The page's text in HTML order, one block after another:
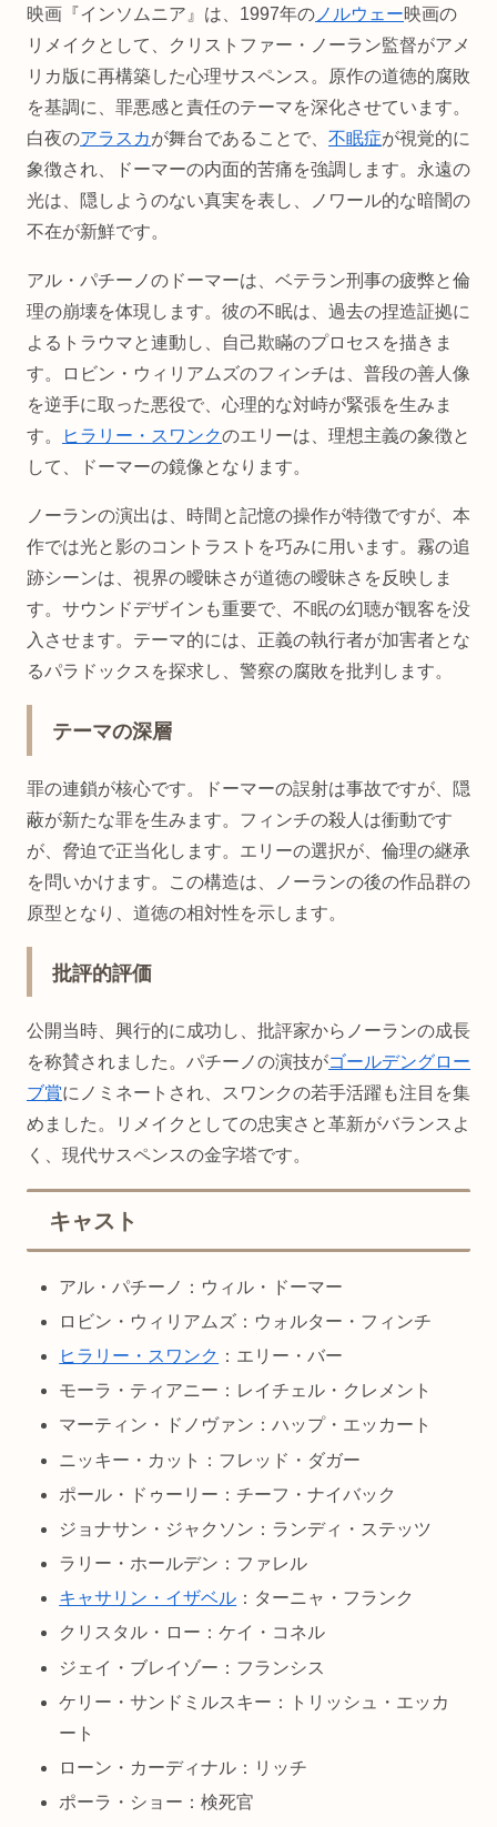
映画『インソムニア』は、1997年のノルウェー映画の
リメイクとして、クリストファー・ノーラン監督がアメ
リカ版に再構築した心理サスペンス。原作の道徳的腐敗
を基調に、罪悪感と責任のテーマを深化させています。
白夜のアラスカが舞台であることで、 不眠症が視覚的に
象徴され、ドーマーの内面的苦痛を強調します。永遠の
光は、隠しようのない真実を表し、ノワール的な暗闇の
不在が新鮮です。
アル・パチーノのドーマーは、ベテラン刑事の疲弊と倫
理の崩壊を体現します。彼の不眠は、過去の捏造証拠に
よるトラウマと連動し、自己欺瞞のプロセスを描きま
す。ロビン・ウィリアムズのフィンチは、普段の善人像
を逆手に取った悪役で、心理的な対峙が緊張を生みま
す。
ヒラリー・スワンクのエリーは、理想主義の象徴と
して、ドーマーの鏡像となります。
ノーランの演出は、時間と記憶の操作が特徴ですが、本
作では光と影のコントラストを巧みに用います。霧の追
跡シーンは、視界の曖昧さが道徳の曖昧さを反映しま
す。サウンドデザインも重要で、不眠の幻聴が観客を没
入させます。テーマ的には、正義の執行者が加害者とな
るパラドックスを探求し、警察の腐敗を批判します。
テーマの深層
罪の連鎖が核心です。ドーマーの誤射は事故ですが、隠
蔽が新たな罪を生みます。フィンチの殺人は衝動です
が、脅迫で正当化します。エリーの選択が、倫理の継承
を問いかけます。この構造は、ノーランの後の作品群の
原型となり、道徳の相対性を示します。
批評的評価
公開当時、興行的に成功し、批評家からノーランの成長
を称賛されました。パチーノの演技がゴールデングロー
ブ賞にノミネートされ、スワンクの若手活躍も注目を集
めました。リメイクとしての忠実さと革新がバランスよ
く、現代サスペンスの金字塔です。
キャスト
アル・パチーノ：ウィル・ドーマー
ロビン・ウィリアムズ：ウォルター・フィンチ
ヒラリー・スワンク ：エリー・バー
モーラ・ティアニー：レイチェル・クレメント
マーティン・ドノヴァン：ハップ・エッカート
ニッキー・カット：フレッド・ダガー
ポール・ドゥーリー：チーフ・ナイバック
ジョナサン・ジャクソン：ランディ・ステッツ
ラリー・ホールデン：ファレル
キャサリン・イザベル ：ターニャ・フランク
クリスタル・ロー：ケイ・コネル
ジェイ・ブレイゾー：フランシス
ケリー・サンドミルスキー：トリッシュ・エッカ
ート
ローン・カーディナル：リッチ
ポーラ・ショー：検死官